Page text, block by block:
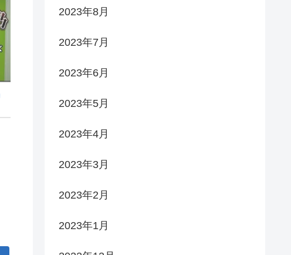
2023年8月
2023年7月
2023年6月
2023年5月
2023年4月
2023年3月
2023年2月
2023年1月